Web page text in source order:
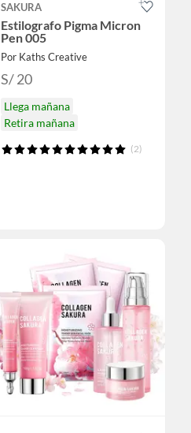
SAKURA
Estilografo Pigma Micron
Pen 005
Por Kaths Creative
S/ 20
Llega mañana
Retira mañana
(2)